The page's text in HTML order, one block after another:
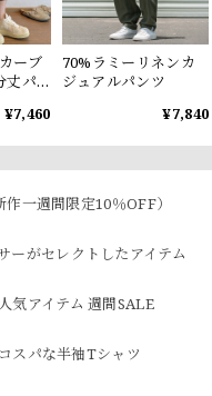
一週間限定10％OFF）
ーがセレクトしたアイテム
気アイテム 週間SALE
スパな半袖Tシャツ
ーブ
丈パ
¥7,460
70%ラミーリネンカ
ジュアルパンツ
¥7,840